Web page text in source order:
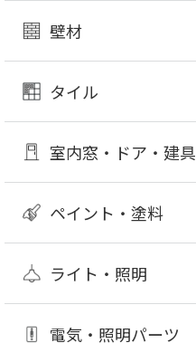
壁材
タイル
室内窓・ドア・建具
ペイント・塗料
ライト・照明
電気・照明パーツ